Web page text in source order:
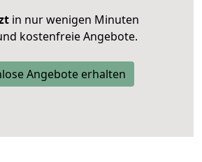
in nur wenigen Minuten
kostenfreie Angebote.
Angebote erhalten